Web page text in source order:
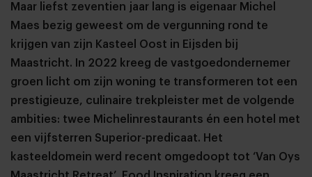
Maar liefst zeventien jaar lang is eigenaar Michel
Maes bezig geweest om de vergunning rond te
krijgen van zijn Kasteel Oost in Eijsden bij
Maastricht. In 2022 kreeg de vastgoedondernemer
groen licht om zijn woning te transformeren tot een
prestigieuze, culinaire trekpleister met de volgende
ambities: twee Michelinrestaurants én een hotel met
een vijfsterren Superior-predicaat. Het
kasteeldomein werd recent omgedoopt tot ‘Van Oys